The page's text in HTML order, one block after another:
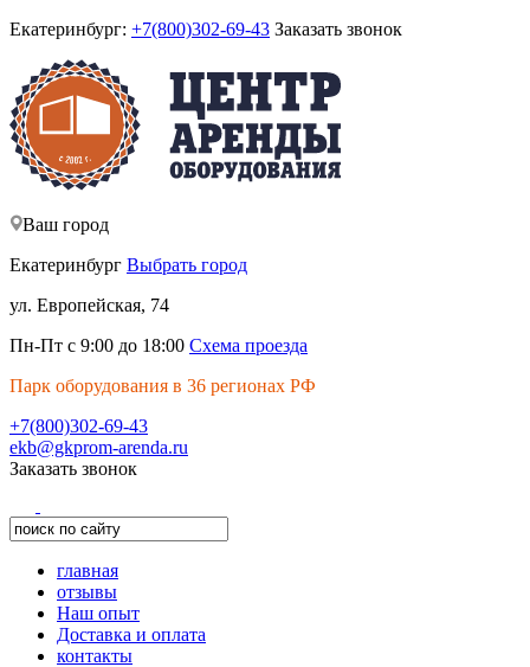
Екатеринбург: +7(800)302-69-43 Заказать звонок
Ваш город
Екатеринбург Выбрать город
ул. Европейская, 74
Пн-Пт с 9:00 до 18:00 Схема проезда
Парк оборудования в 36 регионах РФ
+7(800)302-69-43
ekb@gkprom-arenda.ru
Заказать звонок
главная
отзывы
Наш опыт
Доставка и оплата
контакты